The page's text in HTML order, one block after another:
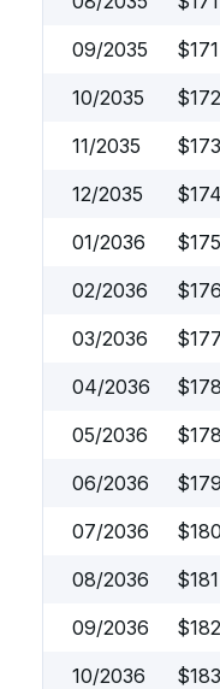
09/2035
$171
10/2035
$172
11/2035
$173
12/2035
$174
01/2036
$175
02/2036
$176
03/2036
$177
04/2036
$178
05/2036
$178
06/2036
$179
07/2036
$180
08/2036
$181
09/2036
$182
10/2036
$183